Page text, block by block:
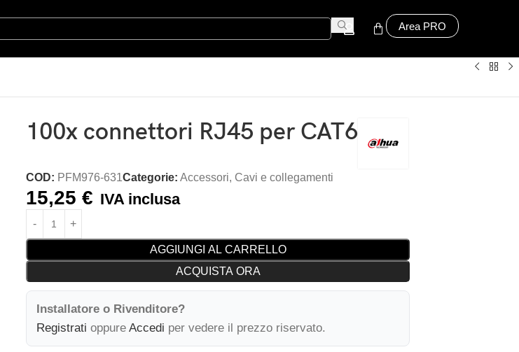
Area PRO
100x connettori RJ45 per CAT6
COD: PFM976-631Categorie: Accessori, Cavi e collegamenti
15,25€ IVA inclusa
AGGIUNGI AL CARRELLO
ACQUISTA ORA
Installatore o Rivenditore?
Registrati oppureAccedi per vedere il prezzo riservato.